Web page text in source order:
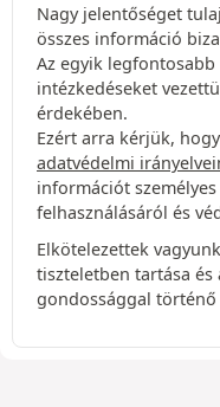
Nagy jelentőséget
összes információ
Az egyik
intézkedéseket
érdekében.
Ezért arra kérjük,
adatvédelmi
információt
felhasználásáról és
Elkötelezettek
tiszteletben tartása
gondossággal történő